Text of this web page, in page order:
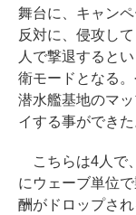
舞台に、キャン
反対に、侵攻し
人で撃退すると
衛モードとなる。
潜水艦基地のマ
イする事ができた
こちらは4人で
にウェーブ単位
酬がドロップさ